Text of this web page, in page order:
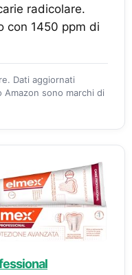
radicolare.
con 1450 ppm di
Dati aggiornati
Amazon sono marchi di